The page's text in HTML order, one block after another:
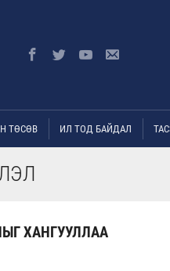
ТӨСӨВ ИЛ ТОД БАЙДАЛ
ХАНГУУЛЛАА